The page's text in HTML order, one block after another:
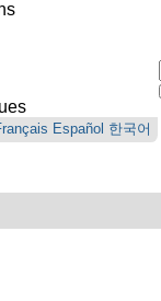
Español 한국어